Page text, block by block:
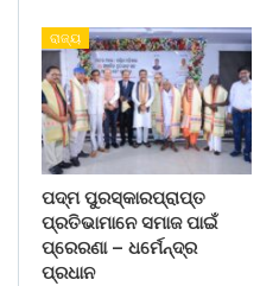
ରାଜ୍ୟ
ପଦ୍ମ ପୁରସ୍କାରପ୍ରାପ୍ତ
ପ୍ରତିଭାମାନେ ସମାଜ ପାଇଁ
ପ୍ରେରଣା – ଧର୍ମେନ୍ଦ୍ର
ପ୍ରଧାନ